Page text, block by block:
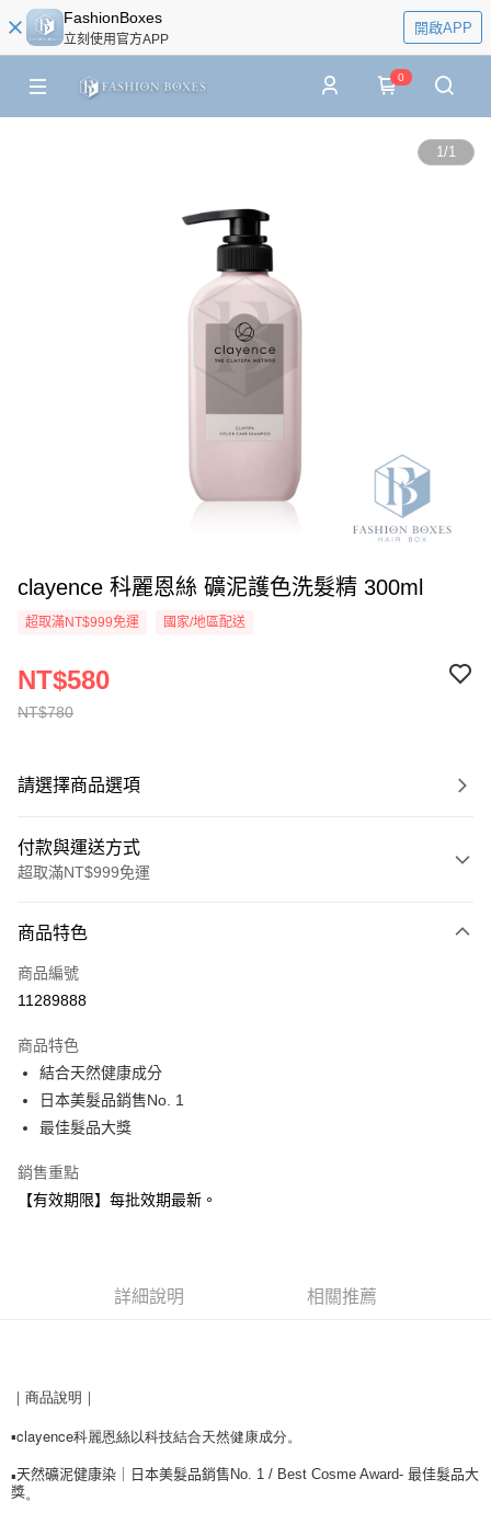
FashionBoxes
立刻使用官方APP
開啟APP
0
1/1
clayence 科麗恩絲 礦泥護色洗髮精 300ml
超取滿NT$999免運 國家/地區配送
NT$780
NT$580
請選擇商品選項
付款與運送方式
超取滿NT$999免運
信用卡一次付款
信用卡分期付款
合作金庫商業銀行
華南商業銀行
上海商業儲蓄銀行
國泰世華商業銀行
匯豐（台灣）商業銀行
聯邦商業銀行
台灣樂天信用卡公司
超商取貨付款
LINE Pay
悠遊付
AFTEE先享後付
便利好安心！
２．便利：只要手機號碼，簡訊認證，即可結帳。
【「AFTEE先享後付」結帳流程】
運送方式
全家取貨付款
每筆NT$90，滿NT$999(含以上)免運費
商品特色
商品編號
11289888
商品特色
結合天然健康成分
日本美髮品銷售No. 1
最佳髮品大獎
銷售重點
【有效期限】每批效期最新。
詳細說明 相關推薦
｜ 商品說明 ｜
▪️clayence科麗恩絲以科技結合天然健康成分。
▪️天然礦泥健康染｜日本美髮品銷售No. 1 / Best Cosme Award- 最佳髮品大
獎。